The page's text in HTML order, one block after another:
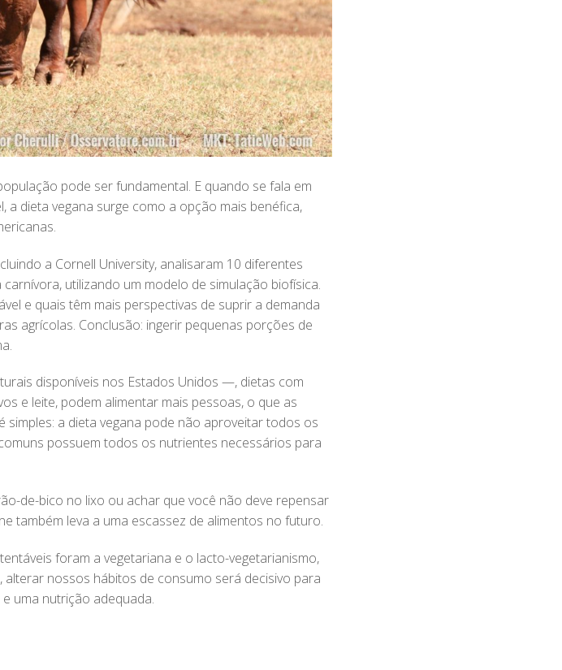
pode ser fundamental. E quando se fala em
dieta vegana surge como a opção mais benéfica,
a Cornell University, analisaram 10 diferentes
utilizando um modelo de simulação biofísica.
e quais têm mais perspectivas de suprir a demanda
agrícolas. Conclusão: ingerir pequenas porções de
disponíveis nos Estados Unidos —, dietas com
e leite, podem alimentar mais pessoas, o que as
a dieta vegana pode não aproveitar todos os
possuem todos os nutrientes necessários para
de-bico no lixo ou achar que você não deve repensar
também leva a uma escassez de alimentos no futuro.
foram a vegetariana e o lacto-vegetarianismo,
nossos hábitos de consumo será decisivo para
uma nutrição adequada.